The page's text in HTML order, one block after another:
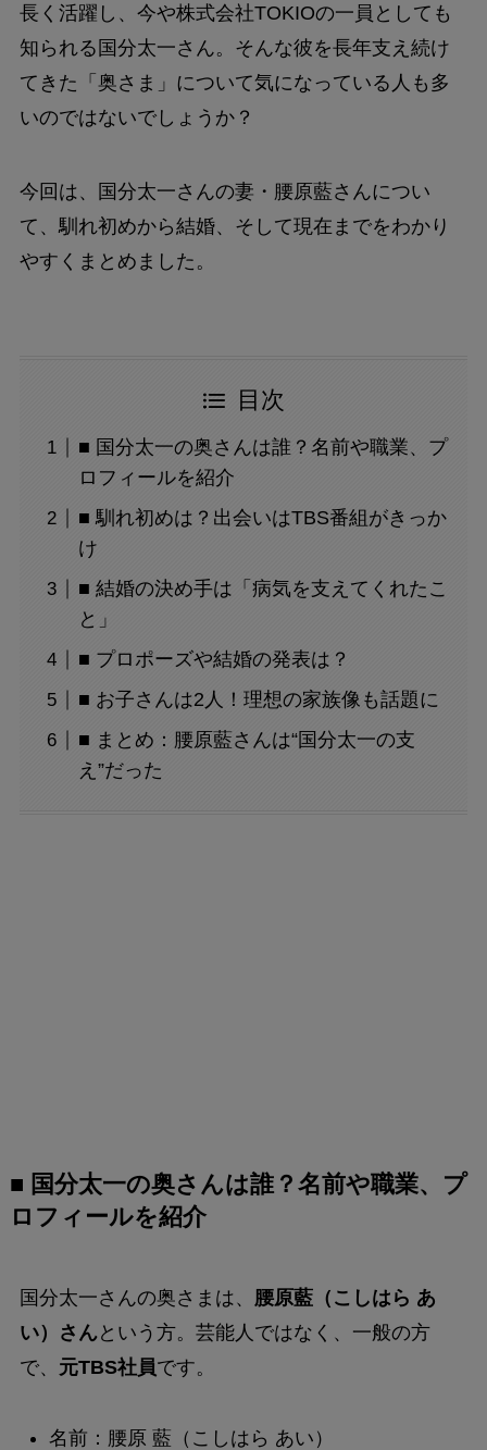
長く活躍し、今や株式会社TOKIOの一員としても
知られる国分太一さん。そんな彼を長年支え続け
てきた「奥さま」について気になっている人も多
いのではないでしょうか？
今回は、国分太一さんの妻・腰原藍さんについ
て、馴れ初めから結婚、そして現在までをわかり
やすくまとめました。
目次
■ 国分太一の奥さんは誰？名前や職業、プ
ロフィールを紹介
■ 馴れ初めは？出会いはTBS番組がきっか
け
■ 結婚の決め手は「病気を支えてくれたこ
と」
■ プロポーズや結婚の発表は？
■ お子さんは2人！理想の家族像も話題に
■ まとめ：腰原藍さんは“国分太一の支
え”だった
■ 国分太一の奥さんは誰？名前や職業、プ
ロフィールを紹介
国分太一さんの奥さまは、 腰原藍（こしはら あ
い）さんという方。芸能人ではなく、一般の方
で、 元TBS社員です。
名前：腰原 藍（こしはら あい）